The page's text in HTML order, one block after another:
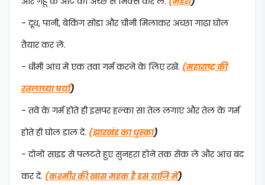
- दूध, पानी, बेकिंग सोडा और चीनी मिलाकर अच्छा गाढ़ा घोल
तैयार कर लें.
- धीमी आंच में एक तवा गर्म करने के लिए रखें. (महाराष्ट्र की
रतलाच्या घर्या)
- तवे के गर्म होते ही इसपर हल्का सा तेल लगाएं और तेल के गर्म
होते ही घोल डाल दें. (झारखंड का धुस्का)
- दोनों साइड से पलटते हुए सुनहरा होने तक सेंक लें और आंच बंद
कर दें. (कश्मीर की खास महक है इस याजि में)